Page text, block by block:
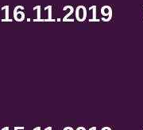
16.11.2019